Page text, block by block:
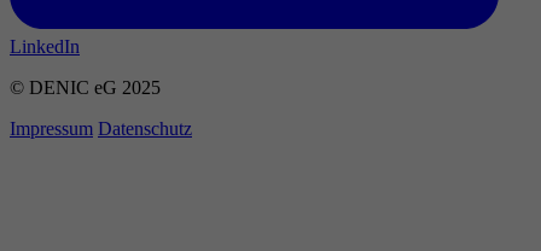
LinkedIn
© DENIC eG 2025
Impressum Datenschutz